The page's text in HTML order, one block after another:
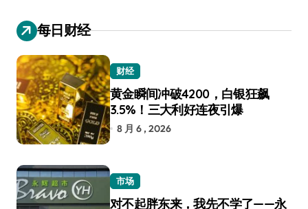
每日财经
财经
黄金瞬间冲破4200，白银狂飙
3.5%！三大利好连夜引爆
8 月 6 , 2026
市场
对不起胖东来，我先不学了——永